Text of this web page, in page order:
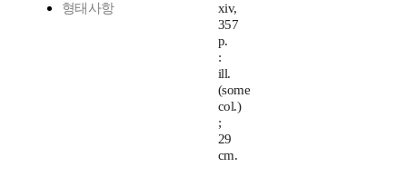
형태사항
xiv,
357
p.
:
ill.
(some
col.)
;
29
cm.